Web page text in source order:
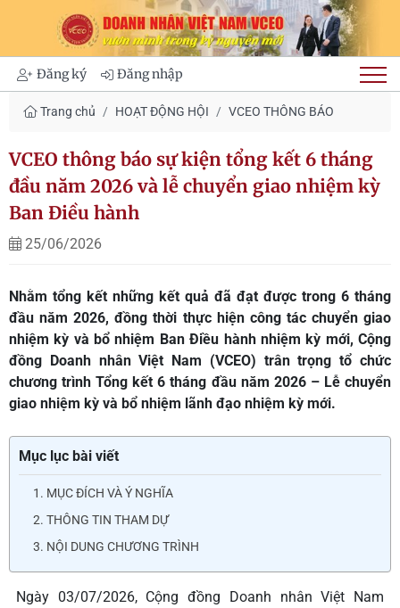
Đăng ký Đăng nhập
Trang chủ HOẠT ĐỘNG HỘI VCEO THÔNG BÁO
VCEO thông báo sự kiện tổng kết 6 tháng
đầu năm 2026 và lễ chuyển giao nhiệm kỳ
Ban Điều hành
25/06/2026
Nhằm tổng kết những kết quả đã đạt được trong 6 tháng
đầu năm 2026, đồng thời thực hiện công tác chuyển giao
nhiệm kỳ và bổ nhiệm Ban Điều hành nhiệm kỳ mới, Cộng
đồng Doanh nhân Việt Nam (VCEO) trân trọng tổ chức
chương trình Tổng kết 6 tháng đầu năm 2026 – Lễ chuyển
giao nhiệm kỳ và bổ nhiệm lãnh đạo nhiệm kỳ mới.
Mục lục bài viết
1. MỤC ĐÍCH VÀ Ý NGHĨA
2. THÔNG TIN THAM DỰ
3. NỘI DUNG CHƯƠNG TRÌNH
Ngày 03/07/2026, Cộng đồng Doanh nhân Việt Nam